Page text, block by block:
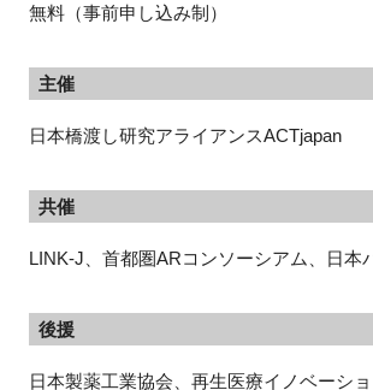
無料（事前申し込み制）
主催
日本橋渡し研究アライアンスACTjapan
共催
LINK-J 、首都圏ARコンソーシアム、日本
後援
日本製薬工業協会、再生医療イノベーショ